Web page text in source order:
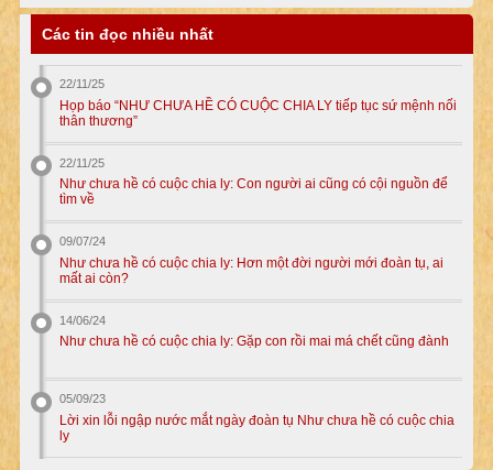
Các tin đọc nhiều nhất
22/11/25
Họp báo “NHƯ CHƯA HỀ CÓ CUỘC CHIA LY tiếp tục sứ mệnh nối
thân thương”
22/11/25
Như chưa hề có cuộc chia ly: Con người ai cũng có cội nguồn để
tìm về
09/07/24
Như chưa hề có cuộc chia ly: Hơn một đời người mới đoàn tụ, ai
mất ai còn?
14/06/24
Như chưa hề có cuộc chia ly: Gặp con rồi mai má chết cũng đành
05/09/23
Lời xin lỗi ngập nước mắt ngày đoàn tụ Như chưa hề có cuộc chia
ly